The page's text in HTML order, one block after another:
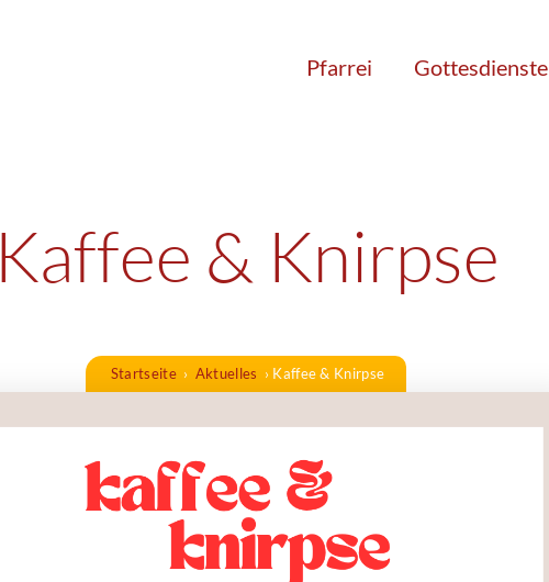
Pfarrei Gottesdienste
Kaffee & Knirpse
Startseite › Aktuelles › Kaffee & Knirpse